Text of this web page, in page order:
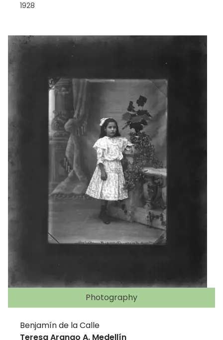
1928
Photography
Benjamín de la Calle
Teresa Arango A. Medellín